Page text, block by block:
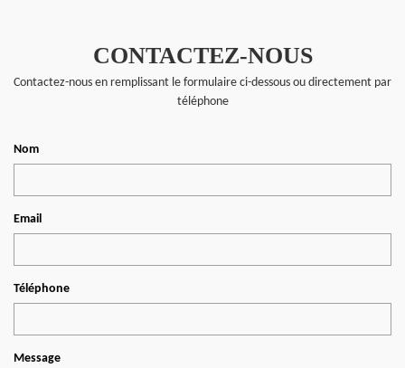
CONTACTEZ-NOUS
Contactez-nous en remplissant le formulaire ci-dessous ou directement par
téléphone
Nom
Email
Téléphone
Message